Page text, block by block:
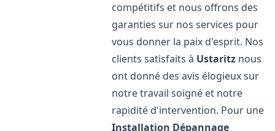
compétitifs et nous offrons des
garanties sur nos services pour
vous donner la paix d'esprit. Nos
clients satisfaits à Ustaritz nous
ont donné des avis élogieux sur
notre travail soigné et notre
rapidité d'intervention. Pour une
Installation Dépannage